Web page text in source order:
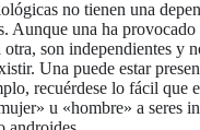
no tienen una
Aunque una ha provocado
son independientes y
Una puede estar
recuérdese lo fácil que
u «hombre» a seres